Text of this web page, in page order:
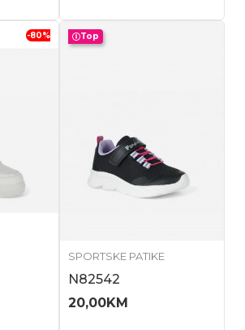
-80% Top
SPORTSKE PATIKE
N82542
20,00KM